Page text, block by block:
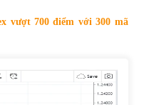
CTCK mua ròng 28,7 tỷ đồng
thế giới – Bảng xếp hạng 2022
vượt 700 điểm với 300 mã